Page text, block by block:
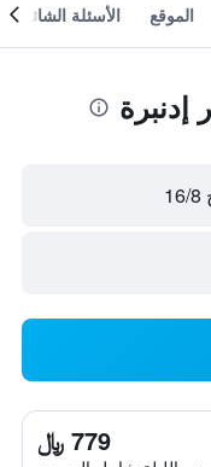
الموقع الأسئلة الشائعة
8
779 ﷼